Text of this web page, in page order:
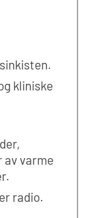
kliniske
av varme
radio.